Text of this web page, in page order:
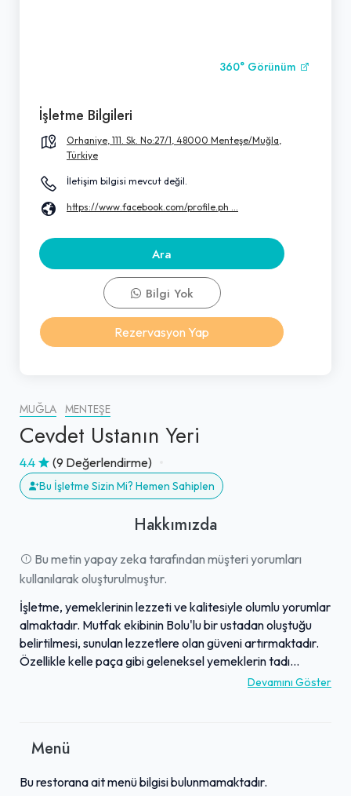
MUĞLA MENTEŞE
Cevdet Ustanın Yeri
4.4 (9 Değerlendirme)
Bu İşletme Sizin Mi? Hemen Sahiplen
Hakkımızda
Bu metin yapay zeka tarafından müşteri yorumları
kullanılarak oluşturulmuştur.
İşletme, yemeklerinin lezzeti ve kalitesiyle olumlu yorumlar
almaktadır. Mutfak ekibinin Bolu'lu bir ustadan oluştuğu
belirtilmesi, sunulan lezzetlere olan güveni artırmaktadır.
Özellikle kelle paça gibi geleneksel yemeklerin tadı
beğenilmekte ve misafirler tarafından rahatlıkla
düşkün olanlar için tavsiye edilen bir destinasyondur.
Devamını Göster
Menü
Bu restorana ait menü bilgisi bulunmamaktadır.
360° Görünüm
İşletme Bilgileri
Orhaniye, 111. Sk. No:27/1, 48000 Menteşe/Muğla,
Türkiye
İletişim bilgisi mevcut değil.
https://www.facebook.com/profile.ph ...
Ara
Bilgi Yok
Rezervasyon Yap